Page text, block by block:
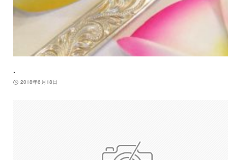
.
2018年6月18日